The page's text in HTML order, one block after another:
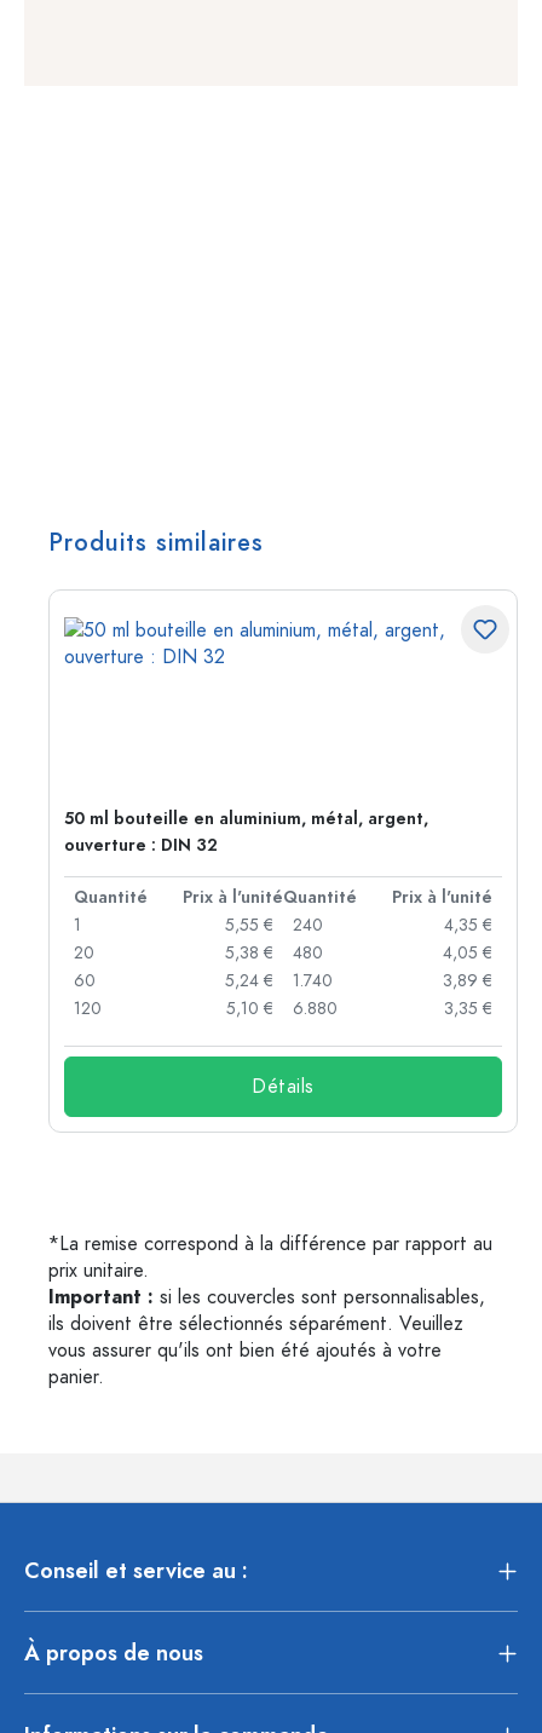
Produits similaires
50 ml bouteille en aluminium, métal, argent,
ouverture : DIN 32
Quantité Prix à l'unitéQuantité
Prix à l'unité
1
5,55 €
20
5,38 €
60
5,24 €
120
5,10 €
240
4,35 €
480
4,05 €
1.740
3,89 €
6.880
3,35 €
Détails
*La remise correspond à la différence par rapport au
prix unitaire.
Important : si les couvercles sont personnalisables,
ils doivent être sélectionnés séparément. Veuillez
vous assurer qu'ils ont bien été ajoutés à votre
panier.
Conseil et service au :
À propos de nous